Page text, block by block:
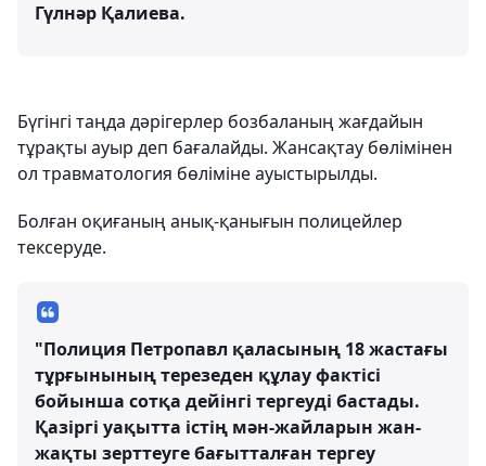
Гүлнәр Қалиева.
Бүгінгі таңда дәрігерлер бозбаланың жағдайын
тұрақты ауыр деп бағалайды. Жансақтау бөлімінен
ол травматология бөліміне ауыстырылды.
Болған оқиғаның анық-қанығын полицейлер
тексеруде.
"Полиция Петропавл қаласының 18 жастағы
тұрғынының терезеден құлау фактісі
бойынша сотқа дейінгі тергеуді бастады.
Қазіргі уақытта істің мән-жайларын жан-
жақты зерттеуге бағытталған тергеу